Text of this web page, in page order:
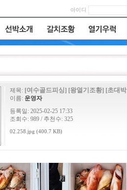
제목: [여수골드피싱] [왕열기조황] [초대
이름: 운영자
등록일: 2025-02-25 17:33
조회수: 989 / 추천수: 325
02.258.jpg (400.7 KB)